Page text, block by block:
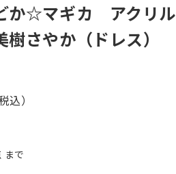
か☆マギカ アクリル
さやか（ドレス）
まで